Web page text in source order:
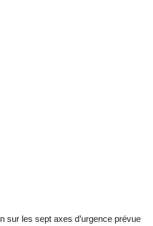
sur les sept axes d’urgence prévue